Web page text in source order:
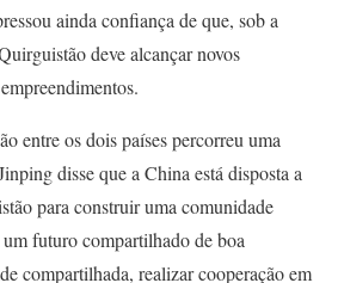
ainda confiança de que, sob a
deve alcançar novos
entre os dois países percorreu uma
disse que a China está disposta a
para construir uma comunidade
futuro compartilhado de boa
compartilhada, realizar cooperação em